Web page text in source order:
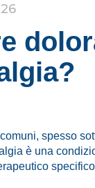
spesso
è una
specifico